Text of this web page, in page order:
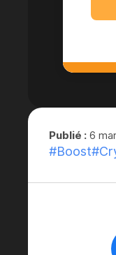
Publié : 6
#Boost